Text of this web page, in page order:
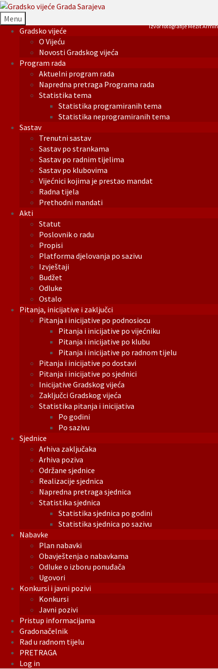
Menu
Gradsko vijeće
O Vijeću
Novosti Gradskog vijeća
Program rada
Aktuelni program rada
Napredna pretraga Programa rada
Statistika tema
Statistika programiranih tema
Statistika neprogramiranih tema
Sastav
Trenutni sastav
Sastav po strankama
Sastav po radnim tijelima
Sastav po klubovima
Vijećnici kojima je prestao mandat
Radna tijela
Prethodni mandati
Akti
Statut
Poslovnik o radu
Propisi
Platforma djelovanja po sazivu
Izvještaji
Budžet
Odluke
Ostalo
Pitanja, inicijative i zaključci
Pitanja i inicijative po podnosiocu
Pitanja i inicijative po vijećniku
Pitanja i inicijative po klubu
Pitanja i inicijative po radnom tijelu
Pitanja i inicijative po dostavi
Pitanja i inicijative po sjednici
Inicijative Gradskog vijeća
Zaključci Gradskog vijeća
Statistika pitanja i inicijativa
Po godini
Po sazivu
Sjednice
Arhiva zaključaka
Arhiva poziva
Održane sjednice
Realizacije sjednica
Napredna pretraga sjednica
Statistika sjednica
Statistika sjednica po godini
Statistika sjednica po sazivu
Nabavke
Plan nabavki
Obavještenja o nabavkama
Odluke o izboru ponuđača
Ugovori
Konkursi i javni pozivi
Konkursi
Javni pozivi
Pristup informacijama
Gradonačelnik
Rad u radnom tijelu
PRETRAGA
Log in
Izvor fotografije Mezit Armin